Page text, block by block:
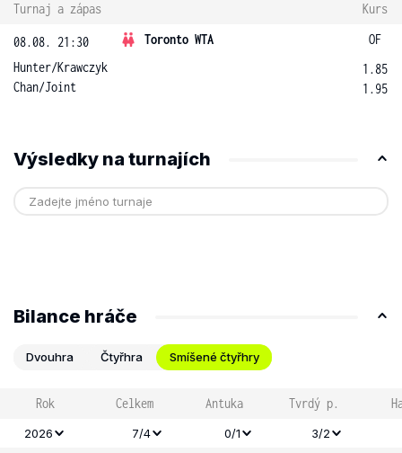
Turnaj a zápas Kurs
08.08. 21:30 Toronto WTA
OF
Hunter/Krawczyk
Chan/Joint
1.85
1.95
Výsledky na turnajích
Bilance hráče
Dvouhra Čtyřhra Smíšené čtyřhry
Rok Celkem Antuka Tvrdý p.
2026 7/4 0/1
3/2